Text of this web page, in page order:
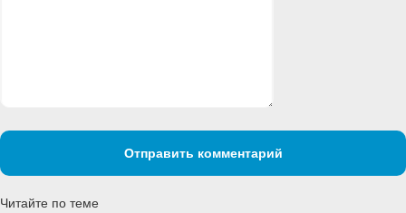
Отправить комментарий
Читайте по теме